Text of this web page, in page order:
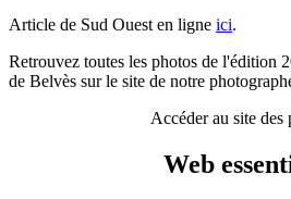
Article de Sud Ouest en ligne ici.
Retrouvez toutes les photos de l'édition
de Belvès sur le site de notre
Accéder au site des
Web